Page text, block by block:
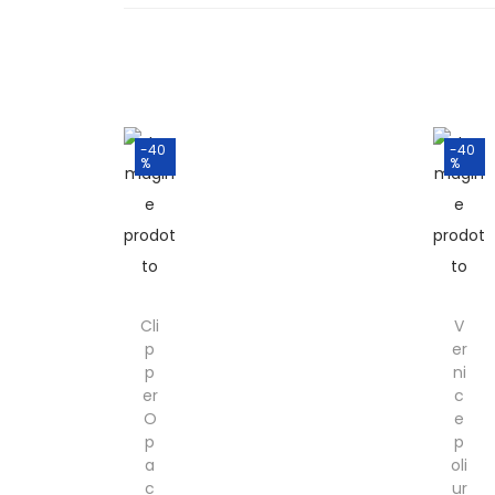
-40
%
Cli
p
p
er
O
p
a
c
-40
%
V
er
ni
c
e
p
oli
ur